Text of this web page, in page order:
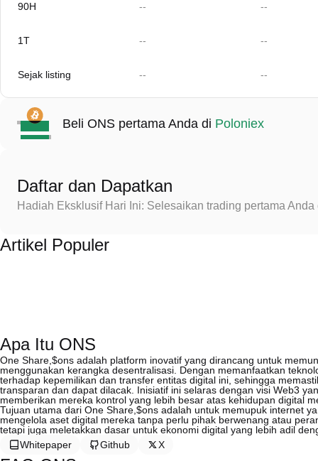
90H -- --
1T -- --
Sejak listing -- --
Beli ONS pertama Anda di Poloniex
Daftar dan Dapatkan
Hadiah Eksklusif Hari Ini: Selesaikan trading pertama
Artikel Populer
Apa Itu ONS
One Share,$ons adalah platform inovatif yang dirancang untuk
menggunakan kerangka desentralisasi. Dengan memanfaatkan
terhadap kepemilikan dan transfer entitas digital ini, sehingga
transparan dan dapat dilacak. Inisiatif ini selaras dengan visi Web3
memberikan mereka kontrol yang lebih besar atas kehidupan digital
Tujuan utama dari One Share,$ons adalah untuk memupuk internet
mengelola aset digital mereka tanpa perlu pihak berwenang atau
tetapi juga meletakkan dasar untuk ekonomi digital yang lebih adil
Whitepaper
Github X